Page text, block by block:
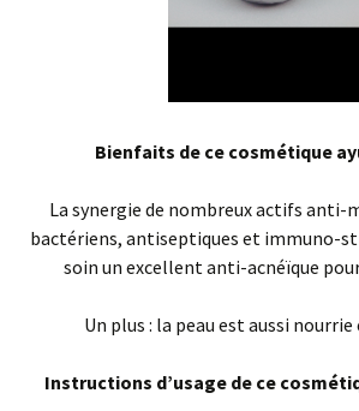
Bienfaits de ce cosmétique
La synergie de nombreux actifs anti-
bactériens, antiseptiques et immuno-
soin un excellent anti-acnéïque
Un plus : la peau est aussi
Instructions d’usage de ce